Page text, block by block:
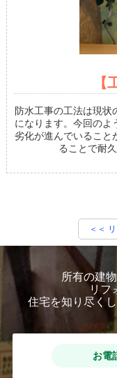
【
防水工事の工法は現状
になります。今回のよ
劣化が進んでいること
ることで耐
＜＜
所有の建
リフ
住宅を知り尽く
お電